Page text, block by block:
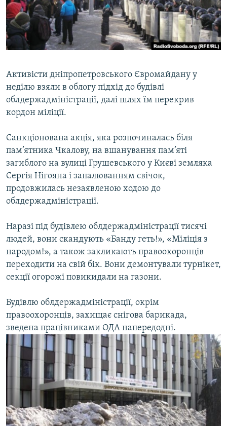
ВІДЕОУРОКИ «ELIFBE»
СВІДЧЕННЯ ОКУПАЦІЇ
УКРАЇНСЬКА ПРОБЛЕМА КРИМУ
Русский
Qırımtatar
Усі сайти RFE/RL
Активісти дніпропетровського Євромайдану у
неділю взяли в облогу підхід до будівлі
облдержадміністрації, далі шлях їм перекрив
кордон міліції.
Санкціонована акція, яка розпочиналась біля
пам’ятника Чкалову, на вшанування пам’яті
загиблого на вулиці Грушевського у Києві земляка
Сергія Нігояна і запалюванням свічок,
продовжилась незаявленою ходою до
облдержадміністрації.
Наразі під будівлею облдержадміністрації тисячі
людей, вони скандують «Банду геть!», «Міліція з
народом!», а також закликають правоохоронців
переходити на свій бік. Вони демонтували турнікет,
секції огорожі повикидали на газони.
Будівлю облдержадміністрації, окрім
правоохоронців, захищає снігова барикада,
зведена працівниками ОДА напередодні.